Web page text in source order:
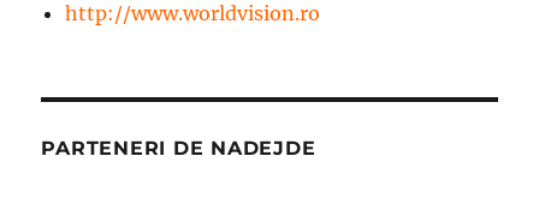
http://www.worldvision.ro
PARTENERI DE NADEJDE